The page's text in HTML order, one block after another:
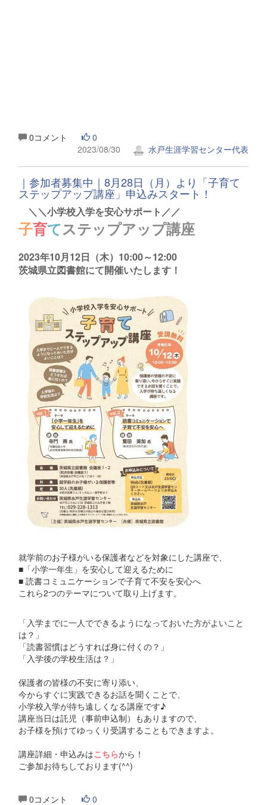
0コメント
0
2023/08/30
水戸生涯学習センター代表
｜参加者募集中｜8月28日（月）より「子育て
ステップアップ講座」申込みスタート！
＼＼小学校入学を安心サポート／／
子育てステップアップ講座
2023年10月12日（木）10:00～12:00
茨城県立図書館にて開催いたします！
就学前のお子様がいる保護者などを対象にした講座で、
■「小学一年生」を安心して迎えるために
■ 読書コミュニケーションで子育て不安を安心へ
これら2つのテーマについて取り上げます。
「入学までに一人でできるようになっておいた方がよいこと
は？」
「読書習慣はどうすれば身に付くの？」
「入学後の学校生活は？」
保護者の皆様の不安に寄り添い、
今からすぐに実践できるお話を聞くことで、
小学校入学が待ち遠しくなる講座です♪
講座当日は託児（事前申込制）もありますので、
お子様を預けてゆっくり受講することもできますよ。
講座詳細・申込みはこちらから！
ご参加お待ちしております(^^)
0コメント
0